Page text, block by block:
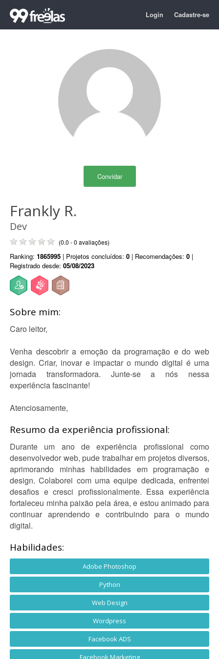
Login Cadastre-se
Convidar
Frankly R.
Dev
(0.0 - 0 avaliações)
Ranking: 1865995 | Projetos concluídos: 0 | Recomendações: 0 |
Registrado desde: 05/08/2023
Sobre mim:
Caro leitor,
Venha descobrir a emoção da programação e do web
design. Criar, inovar e impactar o mundo digital é uma
jornada transformadora. Junte-se a nós nessa
experiência fascinante!
Atenciosamente,
Resumo da experiência profissional:
Durante um ano de experiência profissional como
desenvolvedor web, pude trabalhar em projetos diversos,
aprimorando minhas habilidades em programação e
design. Colaborei com uma equipe dedicada, enfrentei
desafios e cresci profissionalmente. Essa experiência
fortaleceu minha paixão pela área, e estou animado para
continuar aprendendo e contribuindo para o mundo
digital.
Habilidades:
Adobe Photoshop
Python
Web Design
Wordpress
Facebook ADS
Facebook Marketing